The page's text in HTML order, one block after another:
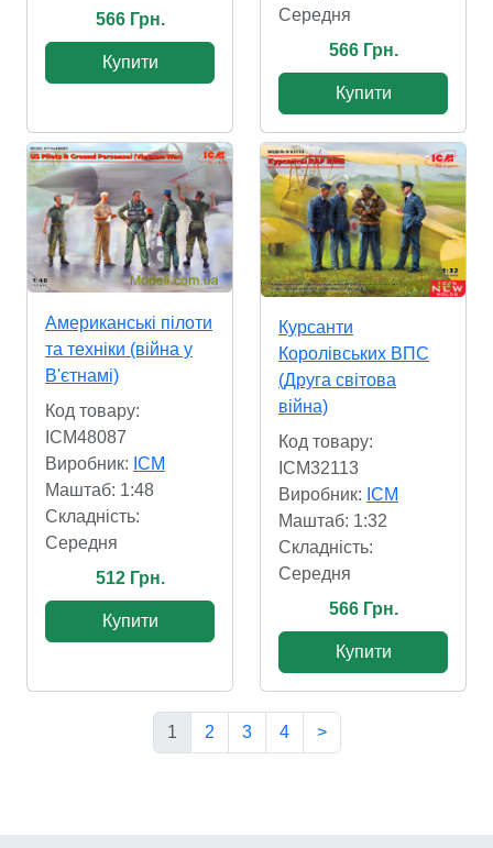
566 Грн.
Купити
Cередня
566 Грн.
Купити
Американські пілоти
та техніки (війна у
В'єтнамі)
Код товару:
ICM48087
Виробник: ICM
Маштаб: 1:48
Складність:
Cередня
512 Грн.
Купити
Курсанти
Королівських ВПС
(Друга світова
війна)
Код товару:
ICM32113
Виробник: ICM
Маштаб: 1:32
Складність:
Cередня
566 Грн.
Купити
1 2 3 4 >